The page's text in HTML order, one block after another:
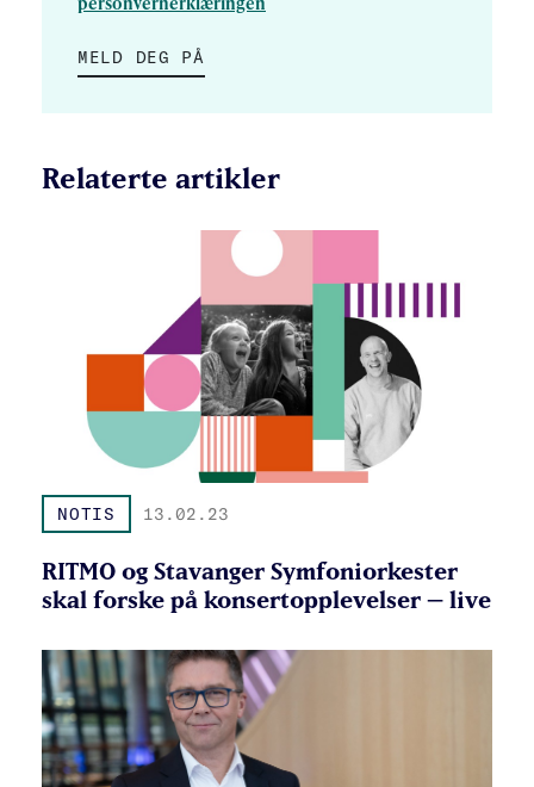
MELD DEG PÅ
Relaterte artikler
NOTIS 13.02.23
RITMO og Stavanger Symfoniorkester
skal forske på konsertopplevelser – live